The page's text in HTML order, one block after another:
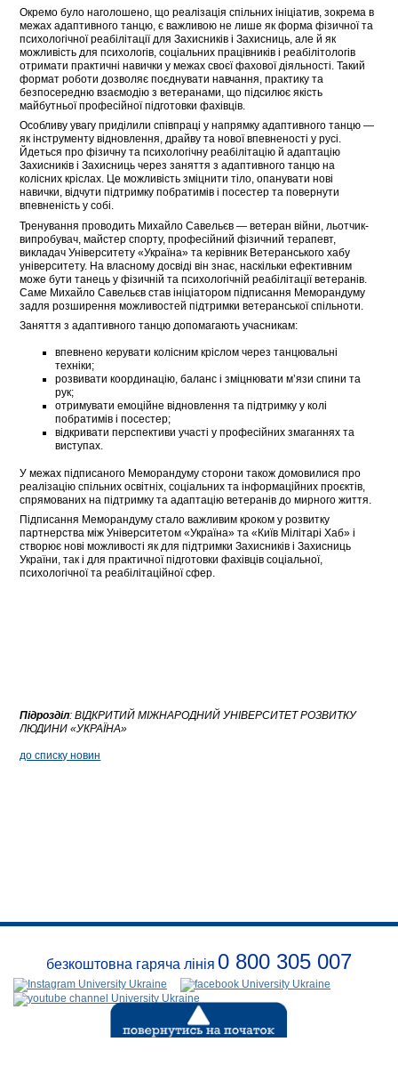
Окремо було наголошено, що реалізація спільних ініціатив, зокрема в
межах адаптивного танцю, є важливою не лише як форма фізичної та
психологічної реабілітації для Захисників і Захисниць, але й як
можливість для психологів, соціальних працівників і реабілітологів
отримати практичні навички у межах своєї фахової діяльності. Такий
формат роботи дозволяє поєднувати навчання, практику та
безпосередню взаємодію з ветеранами, що підсилює якість
майбутньої професійної підготовки фахівців.
Особливу увагу приділили співпраці у напрямку адаптивного танцю —
як інструменту відновлення, драйву та нової впевненості у русі.
Йдеться про фізичну та психологічну реабілітацію й адаптацію
Захисників і Захисниць через заняття з адаптивного танцю на
колісних кріслах. Це можливість зміцнити тіло, опанувати нові
навички, відчути підтримку побратимів і посестер та повернути
впевненість у собі.
Тренування проводить Михайло Савельєв — ветеран війни, льотчик-
випробувач, майстер спорту, професійний фізичний терапевт,
викладач Університету «Україна» та керівник Ветеранського хабу
університету. На власному досвіді він знає, наскільки ефективним
може бути танець у фізичній та психологічній реабілітації ветеранів.
Саме Михайло Савельєв став ініціатором підписання Меморандуму
задля розширення можливостей підтримки ветеранської спільноти.
Заняття з адаптивного танцю допомагають учасникам:
впевнено керувати колісним кріслом через танцювальні
техніки;
розвивати координацію, баланс і зміцнювати м’язи спини та
рук;
отримувати емоційне відновлення та підтримку у колі
побратимів і посестер;
відкривати перспективи участі у професійних змаганнях та
виступах.
У межах підписаного Меморандуму сторони також домовилися про
реалізацію спільних освітніх, соціальних та інформаційних проєктів,
спрямованих на підтримку та адаптацію ветеранів до мирного життя.
Підписання Меморандуму стало важливим кроком у розвитку
партнерства між Університетом «Україна» та «Київ Мілітарі Хаб» і
створює нові можливості як для підтримки Захисників і Захисниць
України, так і для практичної підготовки фахівців соціальної,
психологічної та реабілітаційної сфер.
Підрозділ:ВІДКРИТИЙ МІЖНАРОДНИЙ УНІВЕРСИТЕТ РОЗВИТКУ
ЛЮДИНИ «УКРАЇНА»
до списку новин
безкоштовна гаряча лінія 0 800 305 007
Про
заклад